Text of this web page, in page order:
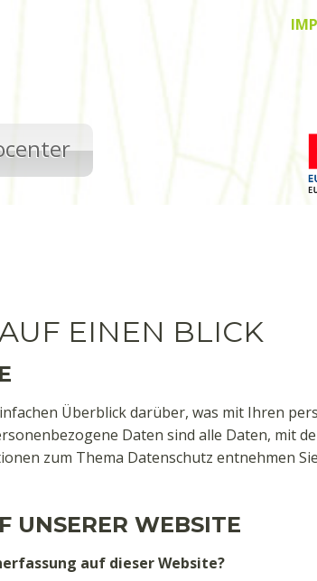
EINEN BLICK
Überblick darüber, was mit Ihren
Daten sind alle Daten, mit
zum Thema Datenschutz entnehmen
UNSERER WEBSITE
auf dieser Website?